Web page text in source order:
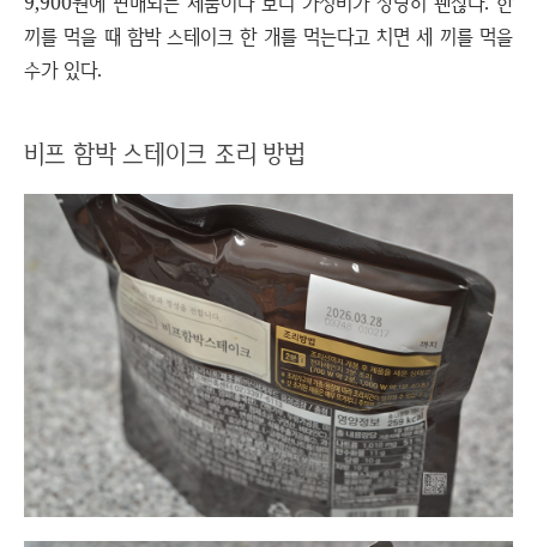
끼를 먹을 때 함박 스테이크 한 개를 먹는다고 치면 세 끼를 먹을
수가 있다.
비프 함박 스테이크 조리 방법